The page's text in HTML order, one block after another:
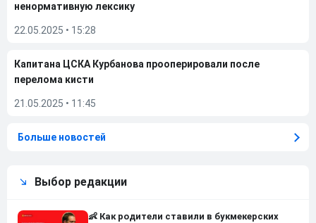
ненормативную лексику
22.05.2025 • 15:28
Капитана ЦСКА Курбанова прооперировали после
перелома кисти
21.05.2025 • 11:45
Больше новостей
Выбор редакции
👶 Как родители ставили в букмекерских